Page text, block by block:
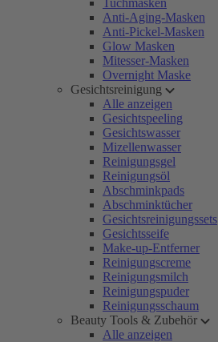
Tuchmasken
Anti-Aging-Masken
Anti-Pickel-Masken
Glow Masken
Mitesser-Masken
Overnight Maske
Gesichtsreinigung
Alle anzeigen
Gesichtspeeling
Gesichtswasser
Mizellenwasser
Reinigungsgel
Reinigungsöl
Abschminkpads
Abschminktücher
Gesichtsreinigungssets
Gesichtsseife
Make-up-Entferner
Reinigungscreme
Reinigungsmilch
Reinigungspuder
Reinigungsschaum
Beauty Tools & Zubehör
Alle anzeigen